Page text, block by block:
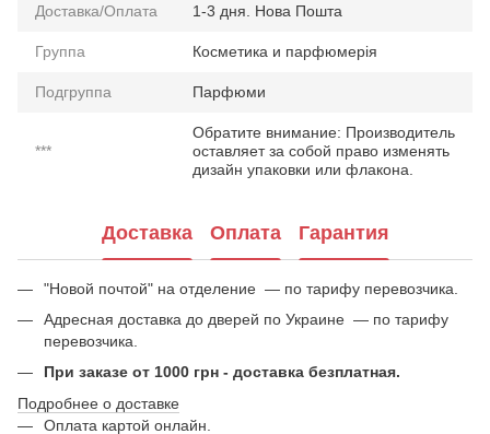
Доставка/Оплата 1-3 дня. Нова Пошта
Группа Косметика и парфюмерія
Подгруппа Парфюми
***
Обратите внимание: Производитель
оставляет за собой право изменять
дизайн упаковки или флакона.
Доставка Оплата Гарантия
"Новой почтой" на отделение — по тарифу перевозчика.
Адресная доставка до дверей по Украине — по тарифу
перевозчика.
При заказе от 1000 грн - доставка безплатная.
Подробнее о доставке
Оплата картой онлайн.